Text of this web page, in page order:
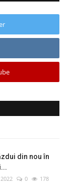
din nou în
0 178